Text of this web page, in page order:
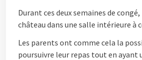
Durant ces deux semaines de
château dans une salle intérieure à
Les parents ont comme cela la
poursuivre leur repas tout en ayant